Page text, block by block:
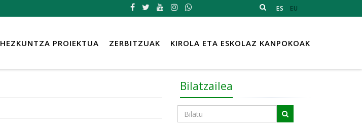
ES EU
HEZKUNTZA PROIEKTUA ZERBITZUAK KIROLA ETA ESKOLAZ KANPOKOAK
Bilatzailea